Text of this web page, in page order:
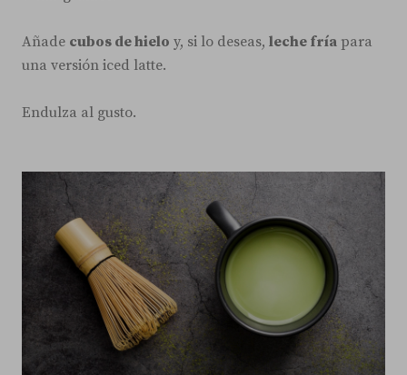
Añade cubos de hielo y, si lo deseas, leche fría para
una versión iced latte.
Endulza al gusto.